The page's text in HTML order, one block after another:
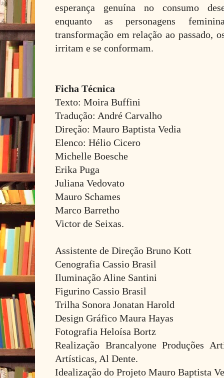
esperança genuína no consumo
enquanto as personagens
transformação em relação ao passado,
irritam e se conformam.
Ficha Técnica
Texto: Moira Buffini
Tradução: André Carvalho
Direção: Mauro Baptista
Elenco: Hélio Cicero
Michelle Boesche
Erika Puga
Juliana Vedovato
Mauro Schames
Marco Barretho
Victor de Seixas.
Assistente de Direção Bruno Kott
Cenografia Cassio Brasil
Iluminação Aline Santini
Figurino Cassio Brasil
Trilha Sonora Jonatan Harold
Design Gráfico Maura Hayas
Fotografia Heloísa Bortz
Realização Brancalyone Produções
Artísticas, Al Dente.
Idealização do Projeto Mauro Baptista